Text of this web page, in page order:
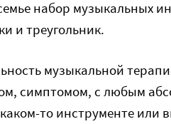
набор музыкальных
и треугольник.
музыкальной
симптомом, с любым
то инструменте или